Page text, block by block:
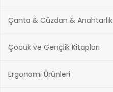
Çanta & Cüzdan & Anahtarlık
Çocuk ve Gençlik Kitapları
Ergonomi Ürünleri